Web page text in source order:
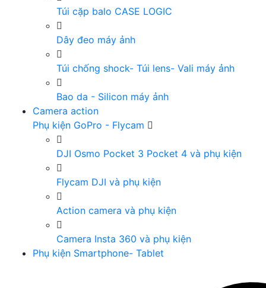
Túi cặp balo CASE LOGIC
Dây đeo máy ảnh
Túi chống shock- Túi lens- Vali máy ảnh
Bao da - Silicon máy ảnh
Camera action
Phụ kiện GoPro - Flycam
DJI Osmo Pocket 3 Pocket 4 và phụ kiện
Flycam DJI và phụ kiện
Action camera và phụ kiện
Camera Insta 360 và phụ kiện
Phụ kiện Smartphone- Tablet